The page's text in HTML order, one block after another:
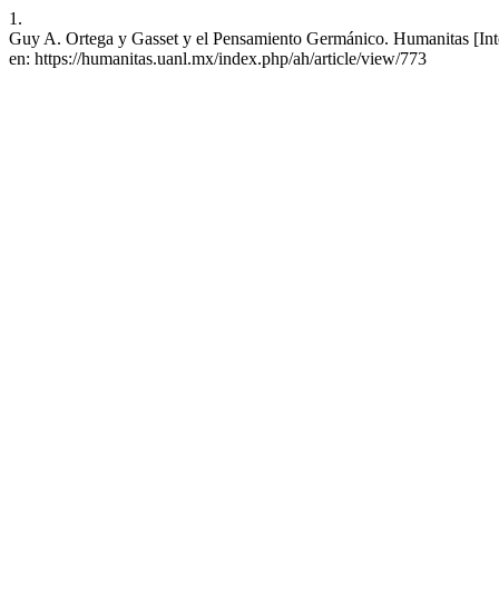
1.
Guy A. Ortega y Gasset y el Pensamiento Germánico. Humanitas
en: https://humanitas.uanl.mx/index.php/ah/article/view/773